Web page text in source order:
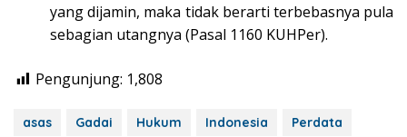
yang dijamin, maka tidak berarti terbebasnya pula
sebagian utangnya (Pasal 1160 KUHPer).
Pengunjung: 1,808
asas Gadai Hukum Indonesia
Perdata